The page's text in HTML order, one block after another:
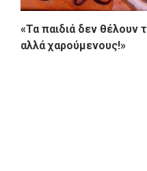
«Τα παιδιά δεν θέλουν
αλλά χαρούμενους!»